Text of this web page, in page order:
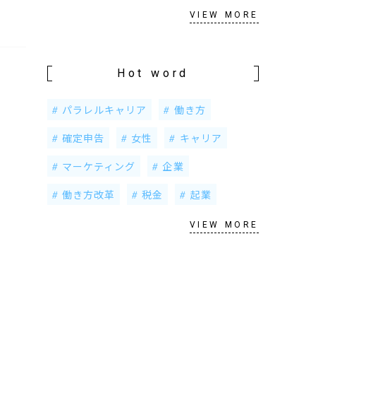
VIEW MORE
Hot word
パラレルキャリア
働き方
確定申告
女性
キャリア
マーケティング
企業
働き方改革
税金 起業
VIEW MORE